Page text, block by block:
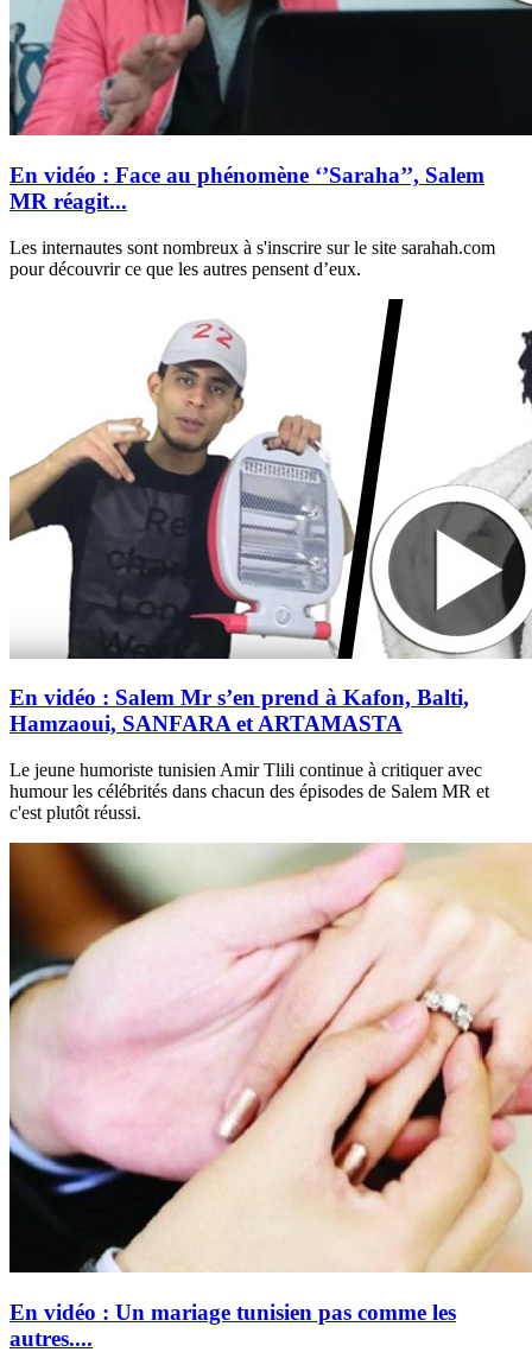
En vidéo : Face au phénomène ‘’Saraha’’, Salem
MR réagit...
Les internautes sont nombreux à s'inscrire sur le site sarahah.com
pour découvrir ce que les autres pensent d’eux.
En vidéo : Salem Mr s’en prend à Kafon, Balti,
Hamzaoui, SANFARA et ARTAMASTA
Le jeune humoriste tunisien Amir Tlili continue à critiquer avec
humour les célébrités dans chacun des épisodes de Salem MR et
c'est plutôt réussi.
En vidéo : Un mariage tunisien pas comme les
autres....